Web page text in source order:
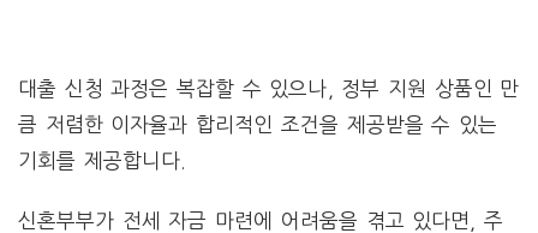
대출 신청 과정은 복잡할 수 있으나, 정부 지원 상품인 만
큼 저렴한 이자율과 합리적인 조건을 제공받을 수 있는
기회를 제공합니다.
신혼부부가 전세 자금 마련에 어려움을 겪고 있다면, 주